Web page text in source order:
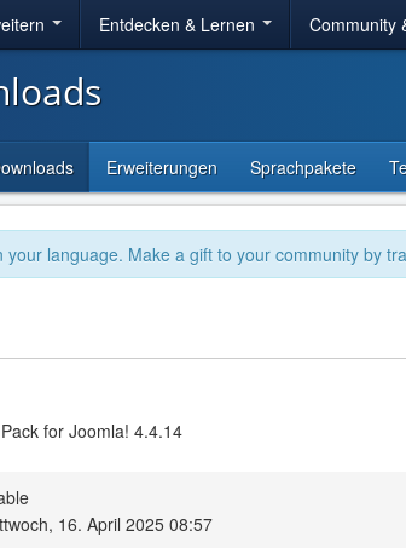
Entdecken & Lernen Community
Erweiterungen Sprachpakete
language. Make a gift to your community by
for Joomla! 4.4.14
16. April 2025 08:57